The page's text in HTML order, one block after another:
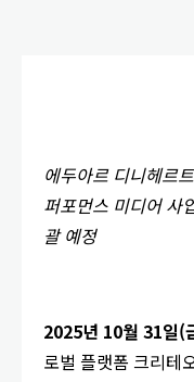
에두아르 디니헤르트
퍼포먼스 미디어 사
괄 예정
2025년 10월 31일(
로벌 플랫폼 크리테